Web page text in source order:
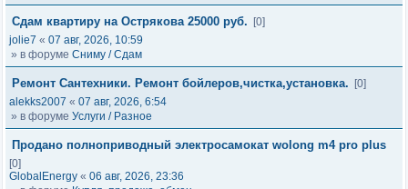
Сдам квартиру на Острякова 25000 руб.
[0]
jolie7 « 07 авг, 2026, 10:59
» в форуме Сниму / Сдам
Ремонт Сантехники. Ремонт бойлеров,чистка,установка.
[0]
alekks2007 « 07 авг, 2026, 6:54
» в форуме Услуги / Разное
Продано полноприводный электросамокат wolong m4 pro plus
[0]
GlobalEnergy « 06 авг, 2026, 23:36